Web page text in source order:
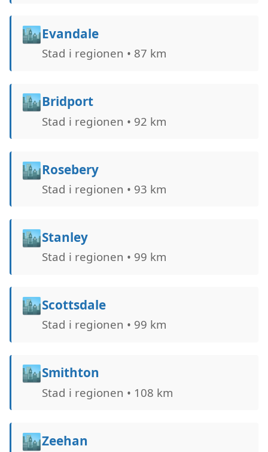
🏙️Evandale
Stad i regionen • 87 km
🏙️Bridport
Stad i regionen • 92 km
🏙️Rosebery
Stad i regionen • 93 km
🏙️Stanley
Stad i regionen • 99 km
🏙️Scottsdale
Stad i regionen • 99 km
🏙️Smithton
Stad i regionen • 108 km
🏙️Zeehan